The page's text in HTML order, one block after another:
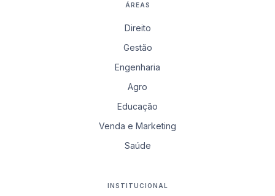
ÁREAS
Direito
Gestão
Engenharia
Agro
Educação
Venda e Marketing
Saúde
INSTITUCIONAL